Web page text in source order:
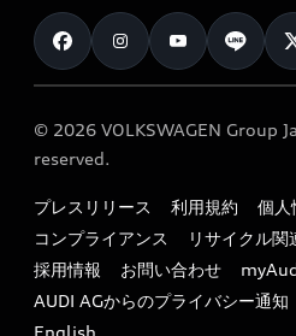
カタログ一覧
車検 / 定期点検
e-tronアフターサポート
myAudi
クオリティ
保証
メンテナンス
ファイナンス
キャンペーン / イベント
買取査定
お知らせ
オーナー様向けキャンペーン
特定整備適用車一覧
リサイクル法
よくある質問（FAQ）
© 2026 VOLKSWAGEN Group
reserved.
プレスリリース 利用規約
個人
コンプライアンス
リサイクル関
採用情報
お問い合わせ
AUDI AGからのプライバシー通知
English